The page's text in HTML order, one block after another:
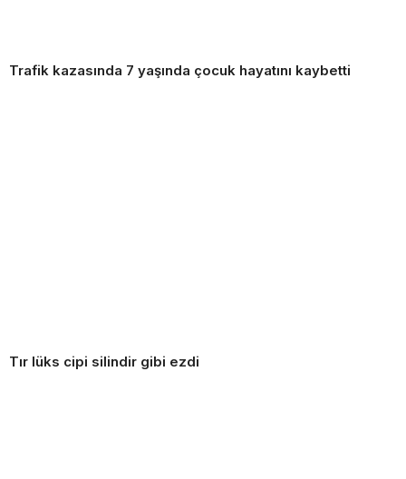
Trafik kazasında 7 yaşında çocuk hayatını kaybetti
Tır lüks cipi silindir gibi ezdi